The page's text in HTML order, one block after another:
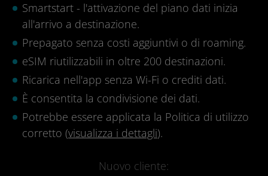
Smartstart - l'attivazione del piano dati inizia
all'arrivo a destinazione.
Prepagato senza costi aggiuntivi o di roaming.
eSIM riutilizzabili in oltre 200 destinazioni.
Ricarica nell'app senza Wi-Fi o crediti dati.
È consentita la condivisione dei dati.
Potrebbe essere applicata la Politica di utilizzo
corretto (visualizza i dettagli).
Nuovo cliente: